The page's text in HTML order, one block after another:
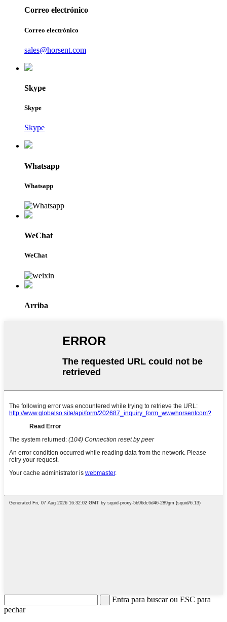
Correo electrónico
Correo electrónico
sales@horsent.com
Skype
Skype
Skype
Whatsapp
Whatsapp
WeChat
WeChat
Arriba
Entra para buscar ou ESC para
pechar